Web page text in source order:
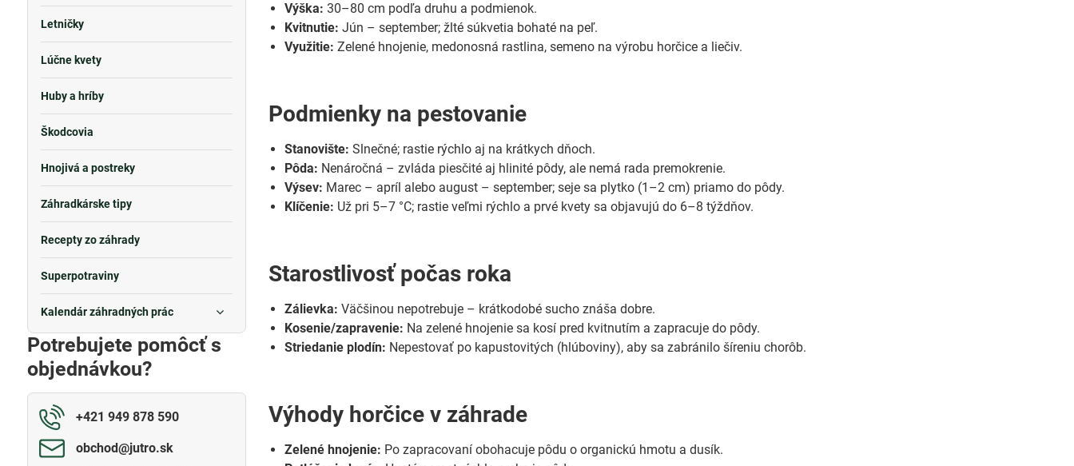
Výška: 30–80 cm podľa druhu a podmienok.
Kvitnutie: Jún – september; žlté súkvetia bohaté na peľ.
Využitie: Zelené hnojenie, medonosná rastlina, semeno na výrobu horčice a liečiv.
Podmienky na pestovanie
Stanovište: Slnečné; rastie rýchlo aj na krátkych dňoch.
Pôda: Nenáročná – zvláda piesčité aj hlinité pôdy, ale nemá rada premokrenie.
Výsev: Marec – apríl alebo august – september; seje sa plytko (1–2 cm) priamo do pôdy.
Klíčenie: Už pri 5–7 °C; rastie veľmi rýchlo a prvé kvety sa objavujú do 6–8 týždňov.
Starostlivosť počas roka
Zálievka: Väčšinou nepotrebuje – krátkodobé sucho znáša dobre.
Kosenie/zapravenie: Na zelené hnojenie sa kosí pred kvitnutím a zapracuje do pôdy.
Striedanie plodín: Nepestovať po kapustovitých (hlúboviny), aby sa zabránilo šíreniu chorôb.
Výhody horčice v záhrade
Zelené hnojenie: Po zapracovaní obohacuje pôdu o organickú hmotu a dusík.
Letničky
Lúčne kvety
Huby a hríby
Škodcovia
Hnojivá a postreky
Záhradkárske tipy
Recepty zo záhrady
Superpotraviny
Kalendár záhradných prác
Potrebujete pomôcť s
objednávkou?
+421 949 878 590
obchod​@jutro​.sk